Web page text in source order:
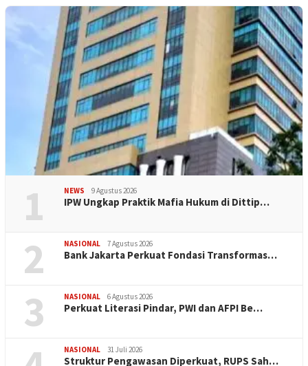
1 NEWS 9 Agustus 2026
IPW Ungkap Praktik Mafia Hukum di Dittip…
2 NASIONAL 7 Agustus 2026
Bank Jakarta Perkuat Fondasi Transformas…
3 NASIONAL 6 Agustus 2026
Perkuat Literasi Pindar, PWI dan AFPI Be…
NASIONAL 31 Juli 2026
​Struktur Pengawasan Diperkuat, RUPS Sah…